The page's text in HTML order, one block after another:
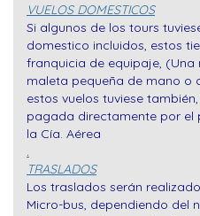
VUELOS DOMESTICOS
Si algunos de los tours
domestico incluidos, estos
franquicia de equipaje, (Una
maleta pequeña de mano o
estos vuelos tuviese
pagada directamente por el
la Cía. Aérea
.
TRASLADOS
Los traslados serán
Micro-bus, dependiendo del